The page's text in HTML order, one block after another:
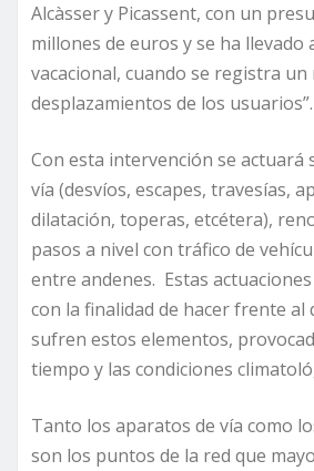
Alcàsser y Picassent, con un
millones de euros y se ha llevado
vacacional, cuando se registra
desplazamientos de los usuarios”.
Con esta intervención se actuará
vía (desvíos, escapes, travesías,
dilatación, toperas, etcétera),
pasos a nivel con tráfico de
entre andenes. Estas
con la finalidad de hacer frente al
sufren estos elementos,
tiempo y las condiciones
Tanto los aparatos de vía como
son los puntos de la red que